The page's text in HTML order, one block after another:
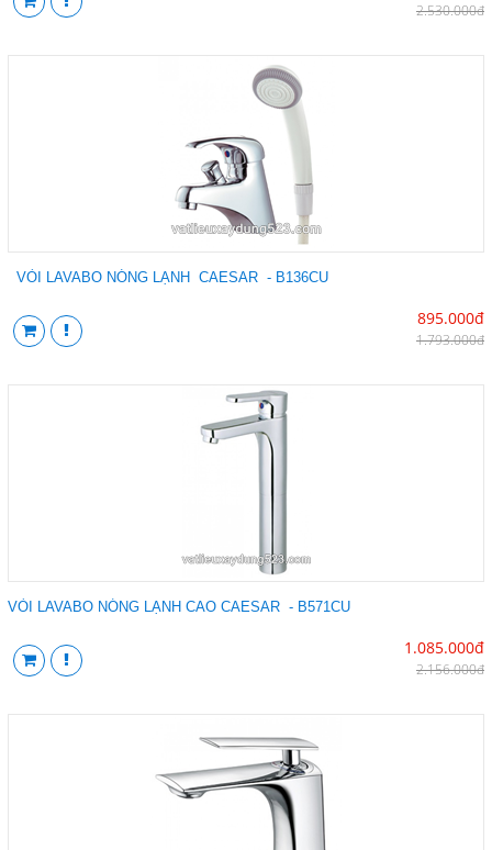
2.530.000đ
VÒI LAVABO NÓNG LẠNH CAESAR - B136CU
895.000đ
1.793.000đ
VÒI LAVABO NÓNG LẠNH CAO CAESAR - B571CU
1.085.000đ
2.156.000đ